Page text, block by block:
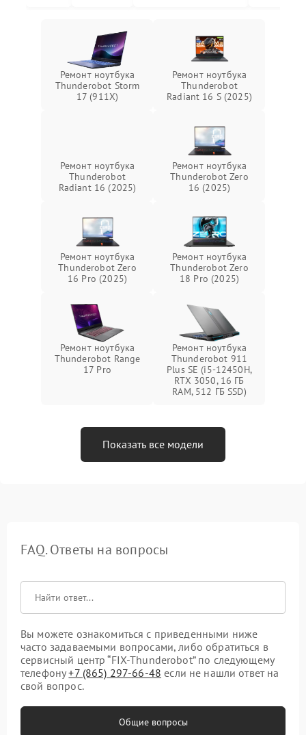
Ремонт ноутбука
Thunderobot Storm
17 (911X)
Ремонт ноутбука
Thunderobot
Radiant 16 S (2025)
Ремонт ноутбука
Thunderobot
Radiant 16 (2025)
Ремонт ноутбука
Thunderobot Zero
16 (2025)
Ремонт ноутбука
Thunderobot Zero
16 Pro (2025)
Ремонт ноутбука
Thunderobot Zero
18 Pro (2025)
Ремонт ноутбука
Thunderobot Range
17 Pro
Ремонт ноутбука
Thunderobot 911
Plus SE (i5-12450H,
RTX 3050, 16 ГБ
RAM, 512 ГБ SSD)
Показать все модели
FAQ. Ответы на вопросы
Вы можете ознакомиться с приведенными ниже
часто задаваемыми вопросами, либо обратиться в
сервисный центр “FIX-Thunderobot” по следующему
телефону+7 (865) 297-66-48 если не нашли ответ на
свой вопрос.
Общие вопросы